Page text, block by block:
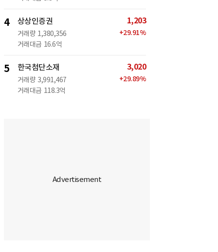
4 상상인증권
거래량 1,380,356
거래대금 16.6억
1,203
+29.91%
5 한국첨단소재
거래량 3,991,467
거래대금 118.3억
3,020
+29.89%